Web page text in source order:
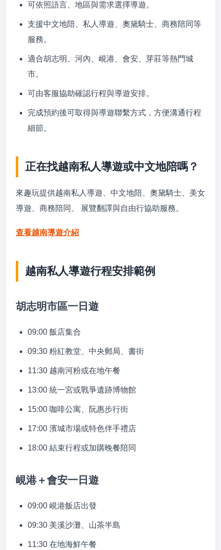
可依照語言、地區與需求選擇導遊。
支援中文地陪、私人導遊、奧黛騎士、商務陪同等
服務。
適合胡志明、河內、峴港、會安、芽莊等熱門城
市。
可由客服協助確認行程與導遊安排。
完成預約後可取得與導遊聯繫方式，方便溝通行程
細節。
正在找越南私人導遊或中文地陪嗎？
來趣玩提供越南私人導遊、中文地陪、奧黛騎士、美女
導遊、商務陪同、 展覽翻譯與自由行協助服務。
查看越南導遊介紹
越南私人導遊行程安排範例
胡志明市區一日遊
09:00 飯店集合
09:30 粉紅教堂、中央郵局、書街
11:30 越南河粉或在地午餐
13:00 統一宮或戰爭遺跡博物館
15:00 咖啡公寓、阮惠步行街
17:00 濱城市場或特色伴手禮店
18:00 結束行程或加購晚餐陪同
峴港＋會安一日遊
09:00 峴港飯店出發
09:30 美溪沙灘、山茶半島
11:30 在地海鮮午餐